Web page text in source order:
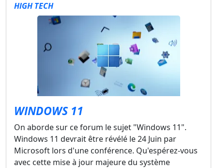
HIGH TECH
WINDOWS 11
On aborde sur ce forum le sujet "Windows 11".
Windows 11 devrait être révélé le 24 Juin par
Microsoft lors d'une conférence. Qu'espérez-vous
avec cette mise à jour majeure du système